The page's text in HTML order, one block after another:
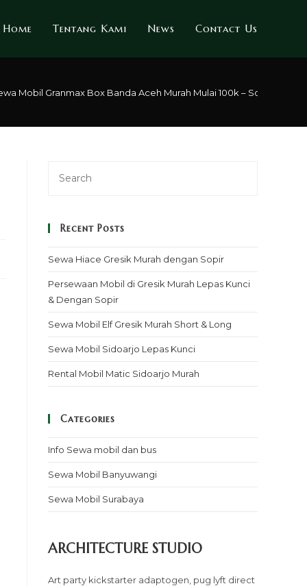
Home Tentang Kami News Contact Us
Mobil Granmax Box Banda Aceh Murah Mulai 100k – Sopir &
Recent Posts
Sewa Hiace Gresik Murah dengan Sopir
Persewaan Mobil di Gresik Murah Lepas Kunci
& Dengan Sopir
Sewa Mobil Elf Gresik Murah Short & Long
Sewa Mobil Sidoarjo Lepas Kunci
Rental Mobil Matic Sidoarjo Murah
Categories
Info Sewa mobil dan bus
Sewa Mobil Banyuwangi
Sewa Mobil Surabaya
ARCHITECTURE STUDIO
Art party kickstarter adaptogen, pug lyft direct